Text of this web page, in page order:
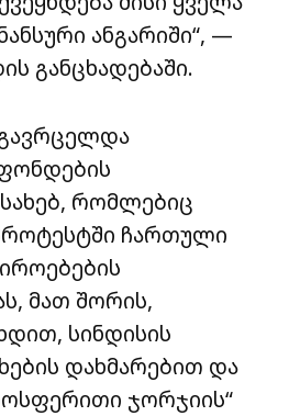
ანგარიში“, —
განცხადებაში.
გავრცელდა
რომლებიც
ჩართული
მათ შორის,
სინდისის
დახმარებით და
ჯორჯიის“